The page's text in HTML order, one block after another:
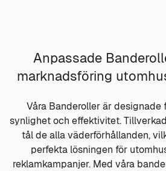
Anpassade
marknadsföring
Våra Banderoller är designade
synlighet och effektivitet.
tål de alla väderförhållanden,
perfekta lösningen för
reklamkampanjer. Med våra